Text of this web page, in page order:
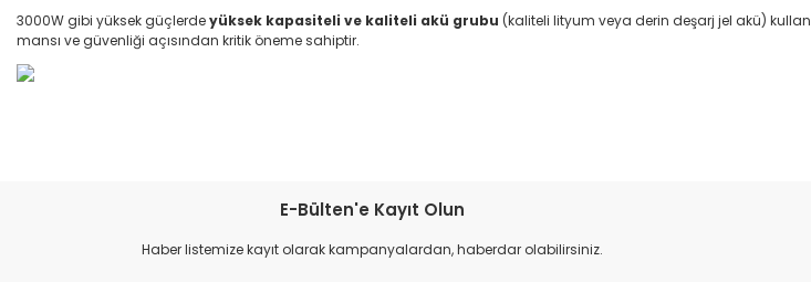
3000W gibi yüksek güçlerdeyüksek kapasiteli ve kaliteli akü grubu (kaliteli lityum veya derin deşarj jel akü)
mansı ve güvenliği açısından kritik öneme sahiptir.
Ürün resmi kalitesiz, bozuk veya görüntülenemiyor.
E-Bülten'e Kayıt Olun
Haber listemize kayıt olarak kampanyalardan, haberdar olabilirsiniz.